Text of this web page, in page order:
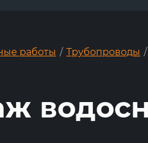
работы / Трубопроводы /